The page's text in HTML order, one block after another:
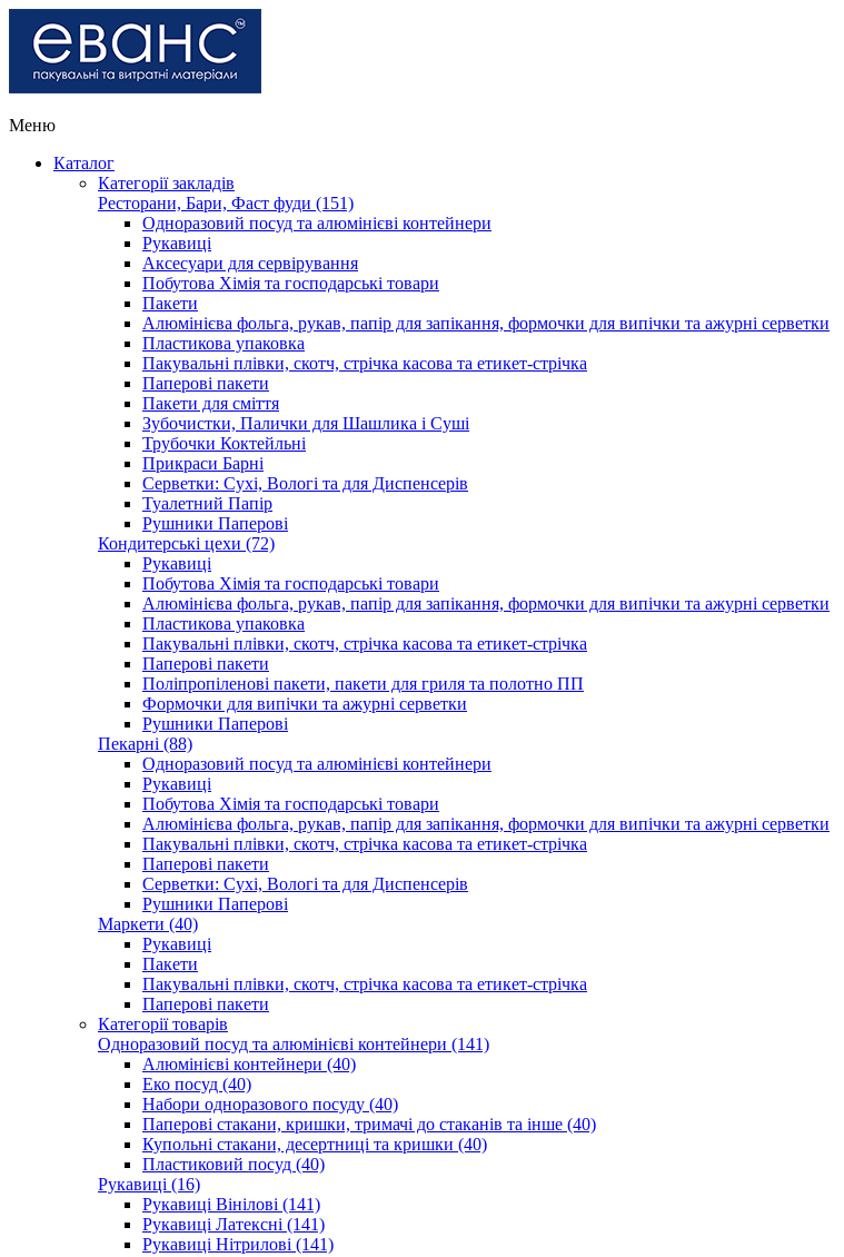
Меню
Каталог
Категорії закладів
Ресторани, Бари, Фаст фуди (151)
Одноразовий посуд та алюмінієві контейнери
Рукавиці
Аксесуари для сервірування
Побутова Хімія та господарські товари
Пакети
Алюмінієва фольга, рукав, папір для запікання, формочки для випічки та ажурні серветки
Пластикова упаковка
Пакувальні плівки, скотч, стрічка касова та етикет-стрічка
Паперові пакети
Пакети для сміття
Зубочистки, Палички для Шашлика і Суші
Трубочки Коктейльні
Прикраси Барні
Серветки: Сухі, Вологі та для Диспенсерів
Туалетний Папір
Рушники Паперові
Кондитерські цехи (72)
Рукавиці
Побутова Хімія та господарські товари
Алюмінієва фольга, рукав, папір для запікання, формочки для випічки та ажурні серветки
Пластикова упаковка
Пакувальні плівки, скотч, стрічка касова та етикет-стрічка
Паперові пакети
Поліпропіленові пакети, пакети для гриля та полотно ПП
Формочки для випічки та ажурні серветки
Рушники Паперові
Пекарні (88)
Одноразовий посуд та алюмінієві контейнери
Рукавиці
Побутова Хімія та господарські товари
Алюмінієва фольга, рукав, папір для запікання, формочки для випічки та ажурні серветки
Пакувальні плівки, скотч, стрічка касова та етикет-стрічка
Паперові пакети
Серветки: Сухі, Вологі та для Диспенсерів
Рушники Паперові
Маркети (40)
Рукавиці
Пакети
Пакувальні плівки, скотч, стрічка касова та етикет-стрічка
Паперові пакети
Категорії товарів
Одноразовий посуд та алюмінієві контейнери (141)
Алюмінієві контейнери (40)
Еко посуд (40)
Набори одноразового посуду (40)
Паперові стакани, кришки, тримачі до стаканів та інше (40)
Купольні стакани, десертниці та кришки (40)
Пластиковий посуд (40)
Рукавиці (16)
Рукавиці Вінілові (141)
Рукавиці Латексні (141)
Рукавиці Нітрилові (141)